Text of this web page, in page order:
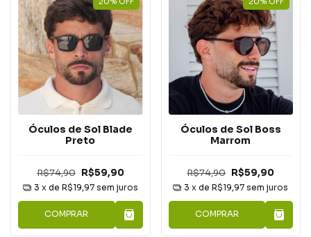
Óculos de Sol Blade
Preto
R$74,90 R$59,90
3 x de R$19,97 sem juros
COMPRAR
Óculos de Sol Boss
Marrom
R$74,90 R$59,90
3 x deR$19,97 sem juros
COMPRAR